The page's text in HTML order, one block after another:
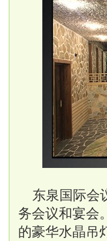
东泉国际会
务会议和宴会
的豪华水晶吊